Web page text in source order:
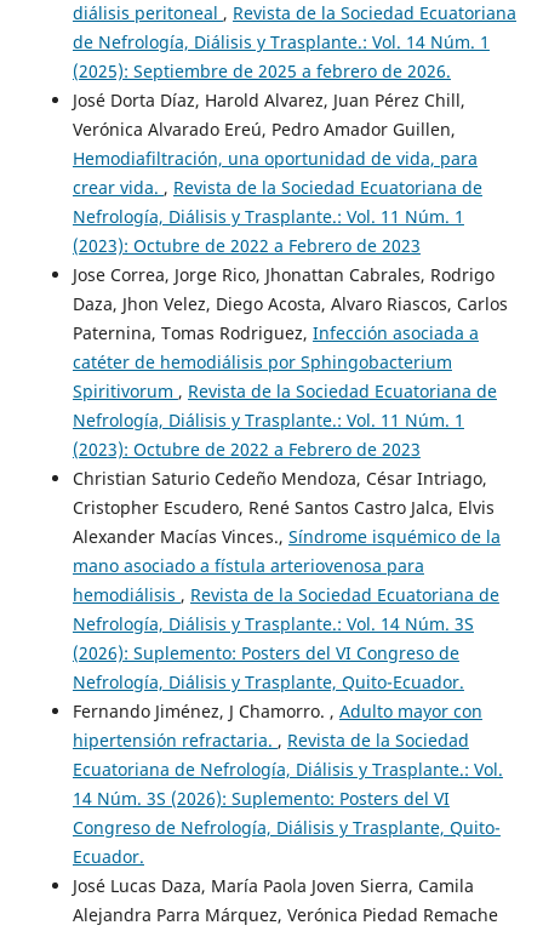
diálisis peritoneal , Revista de la Sociedad Ecuatoriana
de Nefrología, Diálisis y Trasplante.: Vol. 14 Núm. 1
(2025): Septiembre de 2025 a febrero de 2026.
José Dorta Díaz, Harold Alvarez, Juan Pérez Chill,
Verónica Alvarado Ereú, Pedro Amador Guillen,
Hemodiafiltración, una oportunidad de vida, para
crear vida. , Revista de la Sociedad Ecuatoriana de
Nefrología, Diálisis y Trasplante.: Vol. 11 Núm. 1
(2023): Octubre de 2022 a Febrero de 2023
Jose Correa, Jorge Rico, Jhonattan Cabrales, Rodrigo
Daza, Jhon Velez, Diego Acosta, Alvaro Riascos, Carlos
Paternina, Tomas Rodriguez, Infección asociada a
catéter de hemodiálisis por Sphingobacterium
Spiritivorum , Revista de la Sociedad Ecuatoriana de
Nefrología, Diálisis y Trasplante.: Vol. 11 Núm. 1
(2023): Octubre de 2022 a Febrero de 2023
Christian Saturio Cedeño Mendoza, César Intriago,
Cristopher Escudero, René Santos Castro Jalca, Elvis
Alexander Macías Vinces., Síndrome isquémico de la
mano asociado a fístula arteriovenosa para
hemodiálisis , Revista de la Sociedad Ecuatoriana de
Nefrología, Diálisis y Trasplante.: Vol. 14 Núm. 3S
(2026): Suplemento: Posters del VI Congreso de
Nefrología, Diálisis y Trasplante, Quito-Ecuador.
Fernando Jiménez, J Chamorro. , Adulto mayor con
hipertensión refractaria. , Revista de la Sociedad
Ecuatoriana de Nefrología, Diálisis y Trasplante.: Vol.
14 Núm. 3S (2026): Suplemento: Posters del VI
Congreso de Nefrología, Diálisis y Trasplante, Quito-
Ecuador.
José Lucas Daza, María Paola Joven Sierra, Camila
Alejandra Parra Márquez, Verónica Piedad Remache